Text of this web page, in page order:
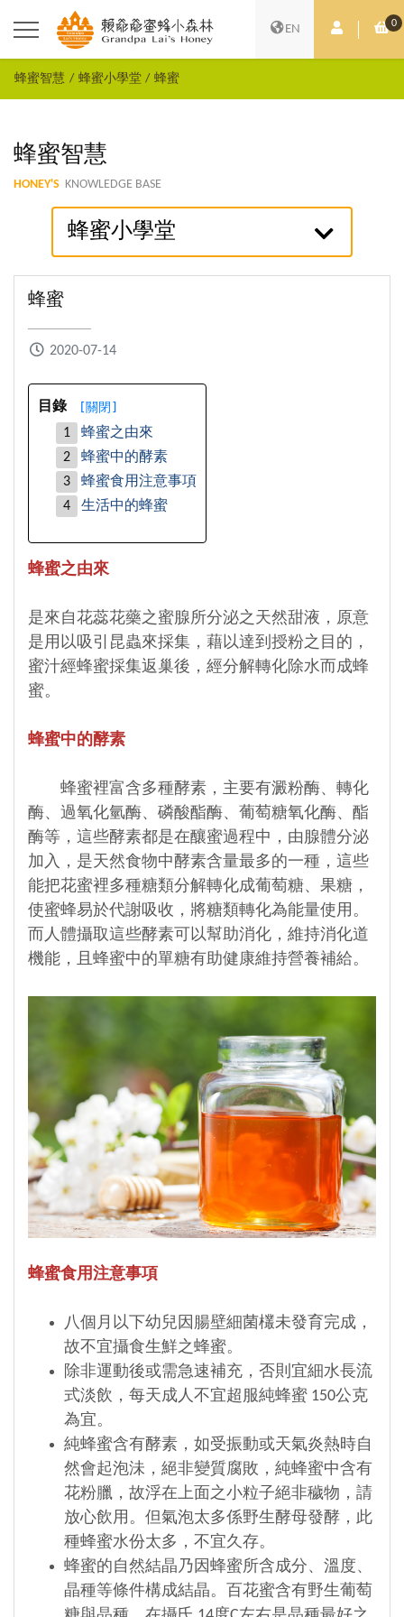
EN 會員中心0
購
蜂蜜智慧 蜂蜜小學堂 蜂蜜
蜂蜜智慧
HONEY'S KNOWLEDGE BASE
蜂蜜小學堂
蜂蜜
2020-07-14
目錄 [關閉 ]
蜂蜜之由來
蜂蜜中的酵素
蜂蜜食用注意事項
生活中的蜂蜜
蜂蜜之由來
是來自花蕊花藥之蜜腺所分泌之天然甜液，原意
是用以吸引昆蟲來採集，藉以達到授粉之目的，
蜜汁經蜂蜜採集返巢後，經分解轉化除水而成蜂
蜜。
蜂蜜中的酵素
蜂蜜裡富含多種酵素，主要有澱粉酶、轉化
酶、過氧化氫酶、磷酸酯酶、葡萄糖氧化酶、酯
酶等，這些酵素都是在釀蜜過程中，由腺體分泌
加入，是天然食物中酵素含量最多的一種，這些
能把花蜜裡多種糖類分解轉化成葡萄糖、果糖，
使蜜蜂易於代謝吸收，將糖類轉化為能量使用。
而人體攝取這些酵素可以幫助消化，維持消化道
機能，且蜂蜜中的單糖有助健康維持營養補給。
蜂蜜食用注意事項
八個月以下幼兒因腸壁細菌欉未發育完成，
故不宜攝食生鮮之蜂蜜。
除非運動後或需急速補充，否則宜細水長流
式淡飲，每天成人不宜超服純蜂蜜 150公克
為宜。
純蜂蜜含有酵素，如受振動或天氣炎熱時自
然會起泡沬，絕非變質腐敗，純蜂蜜中含有
花粉臘，故浮在上面之小粒子絕非穢物，請
放心飲用。但氣泡太多係野生酵母發酵，此
種蜂蜜水份太多，不宜久存。
蜂蜜的自然結晶乃因蜂蜜所含成分、溫度、
晶種等條件構成結晶。百花蜜含有野生葡萄